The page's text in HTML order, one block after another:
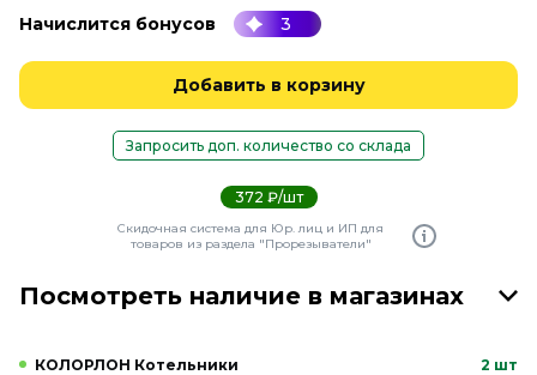
Начислится бонусов 3
Добавить в корзину
Запросить доп. количество со склада
372 ₽/шт
Скидочная система для Юр. лиц и ИП для
товаров из раздела "Прорезыватели"
Посмотреть наличие в магазинах
КОЛОРЛОН Котельники 2 шт